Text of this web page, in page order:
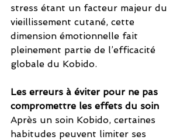
stress étant un facteur majeur du
vieillissement cutané, cette
dimension émotionnelle fait
pleinement partie de l’efficacité
globale du Kobido.
Les erreurs à éviter pour ne pas
compromettre les effets du soin
Après un soin Kobido, certaines
habitudes peuvent limiter ses